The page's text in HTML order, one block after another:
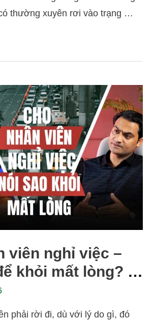
thường xuyên rơi vào trạng …
viên nghỉ việc –
khỏi mất lòng? Bí
tiếp ứng xử nơi
phải rời đi, dù với lý do gì, đó